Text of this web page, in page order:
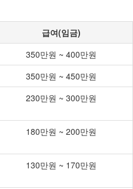
급여(임금)
350만원 ~ 400만원
350만원 ~ 450만원
230만원 ~ 300만원
180만원 ~ 200만원
130만원 ~ 170만원